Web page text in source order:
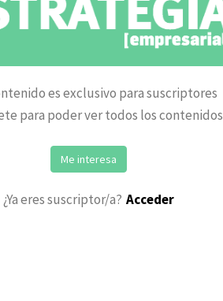
es exclusivo para suscriptores
para poder ver todos los contenidos
Me interesa
¿Ya eres suscriptor/a? Acceder